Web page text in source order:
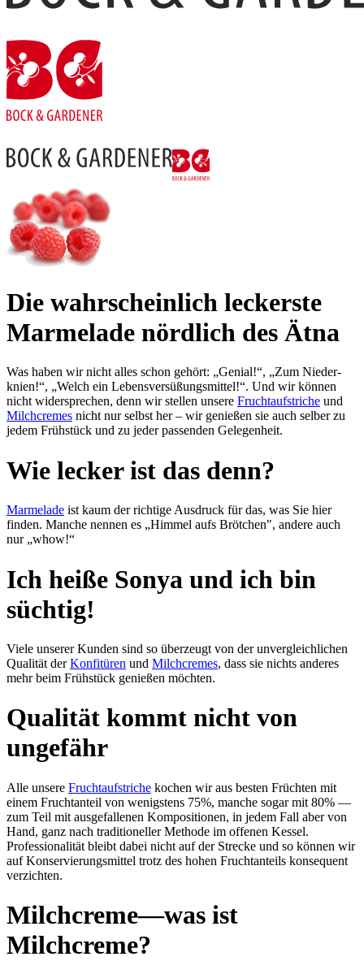
Die wahr­schein­lich leckerste
Marmelade nördlich des Ätna
Was haben wir nicht alles schon gehört: „Genial!“, „Zum Nieder­
knien!“, „Welch ein Lebens­ver­süßungs­mit­tel!“. Und wir kön­nen
nicht wider­sprechen, denn wir stel­len un­se­re Frucht­auf­stri­che und
Milch­cremes nicht nur selbst her – wir ge­nießen sie auch selber zu
jedem Früh­stück und zu je­der pas­sen­den Ge­le­gen­heit.
Wie lecker ist das denn?
Marmelade ist kaum der rich­ti­ge Aus­druck für das, was Sie hier
finden. Man­che nen­nen es „Himmel aufs Bröt­chen", an­de­re auch
nur „whow!“
Ich heiße Sonya und ich bin
süchtig!
Viele unserer Kunden sind so über­zeugt von der un­ver­gleich­lichen
Qualität derKon­fi­türen und Milchcremes, dass sie nichts an­de­res
mehr beim Früh­stück ge­nießen möch­ten.
Qualität kommt nicht von
ungefähr
Alle unsere Frucht­auf­stri­che kochen wir aus besten Früch­ten mit
einem Frucht­an­teil von we­nigs­tens 75%, man­che sogar mit 80% —
zum Teil mit aus­ge­fal­le­nen Kom­po­si­tio­nen, in jedem Fall aber von
Hand, ganz nach tra­di­tion­el­ler Me­thode im of­fe­nen Kes­sel.
Professionalität bleibt dabei nicht auf der Strecke und so können wir
auf Kon­servierungs­mittel trotz des hohen Frucht­anteils konsequent
verzichten.
Milchcreme—was ist
Milchcreme?